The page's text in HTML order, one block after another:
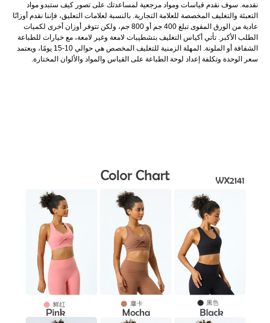
ومواد مرجعية لمساعدتك على تصور كيف ستبدو مواد
للعلامة التجارية. بالنسبة لعلامات التعليق، فإننا نقدم أوزانًا
عادية من الورق المقوى تبلغ 400 جم أو 800 جم، ولكن تتوفر أوزان أخرى لكميات
التغليف بتشطيبات لامعة وغير لامعة، مع خيارات للطباعة
الشفافة أو الملونة. المهلة الزمنية للتغليف المخصص هي حوالي 10-15 يومًا، ويعتمد
لوحة الطباعة على القياس والمواد والألوان المختارة.